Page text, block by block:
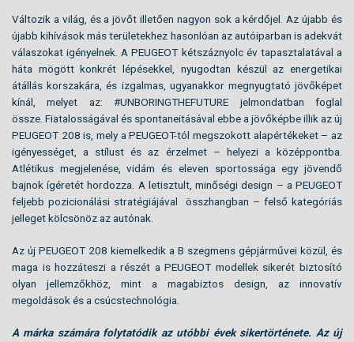
Változik a világ, és a jövőt illetően nagyon sok a kérdőjel. Az újabb és
újabb kihívások más területekhez hasonlóan az autóiparban is adekvát
válaszokat igényelnek. A PEUGEOT kétszáznyolc év tapasztalatával a
háta mögött konkrét lépésekkel, nyugodtan készül az energetikai
átállás korszakára, és izgalmas, ugyanakkor megnyugtató jövőképet
kínál, melyet az: #UNBORINGTHEFUTURE jelmondatban foglal
össze. Fiatalosságával és spontaneitásával ebbe a jövőképbe illik az új
PEUGEOT 208 is, mely a PEUGEOT-tól megszokott alapértékeket – az
igényességet, a stílust és az érzelmet – helyezi a középpontba.
Atlétikus megjelenése, vidám és eleven sportossága egy jövendő
bajnok ígéretét hordozza. A letisztult, minőségi design – a PEUGEOT
feljebb pozicionálási stratégiájával összhangban – felső kategóriás
jelleget kölcsönöz az autónak.
Az új PEUGEOT 208 kiemelkedik a B szegmens gépjárművei közül, és
maga is hozzáteszi a részét a PEUGEOT modellek sikerét biztosító
olyan jellemzőkhöz, mint a magabiztos design, az innovatív
megoldások és a csúcstechnológia.
A márka számára folytatódik az utóbbi évek sikertörténete. Az új